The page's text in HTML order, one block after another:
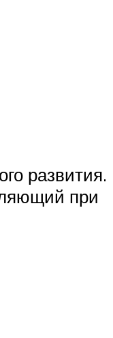
развития.
при